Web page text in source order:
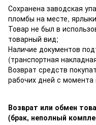
Сохранена заводская
пломбы на месте,
Товар не был в
товарный вид;
Наличие документов
(транспортная
Возврат средств
рабочих дней с
Возврат или обмен
(брак, неполный